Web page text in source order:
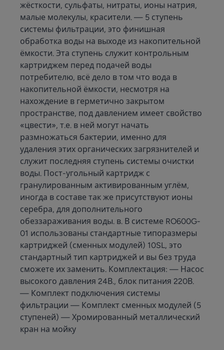
жёсткости, сульфаты, нитраты, ионы натрия,
малые молекулы, красители. — 5 ступень
системы фильтрации, это финишная
обработка воды на выходе из накопительной
ёмкости. Эта ступень служит контрольным
картриджем перед подачей воды
потребителю, всё дело в том что вода в
накопительной ёмкости, несмотря на
нахождение в герметично закрытом
пространстве, под давлением имеет свойство
«цвести», т.е. в ней могут начать
размножаться бактерии, именно для
удаления этих органических загрязнителей и
служит последняя ступень системы очистки
воды. Пост-угольный картридж с
гранулированным активированным углём,
иногда в составе так же присутствуют ионы
серебра, для дополнительного
обеззараживания воды. в. В системе RO600G-
01 использованы стандартные типоразмеры
картриджей (сменных модулей) 10SL, это
стандартный тип картриджей и вы без труда
сможете их заменить. Комплектация: — Насос
высокого давления 24В., блок питания 220В.
— Комплект подключения системы
фильтрации — Комплект сменных модулей (5
ступеней) — Хромированный металлический
кран на мойку